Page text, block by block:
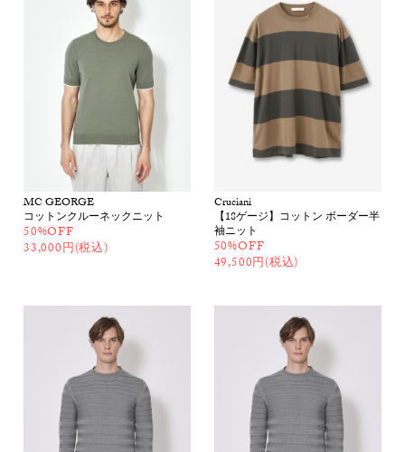
MC GEORGE
コットンクルーネックニット
50%OFF
33,000円(税込)
Cruciani
【18ゲージ】コットン ボーダー半
袖ニット
50%OFF
49,500円(税込)